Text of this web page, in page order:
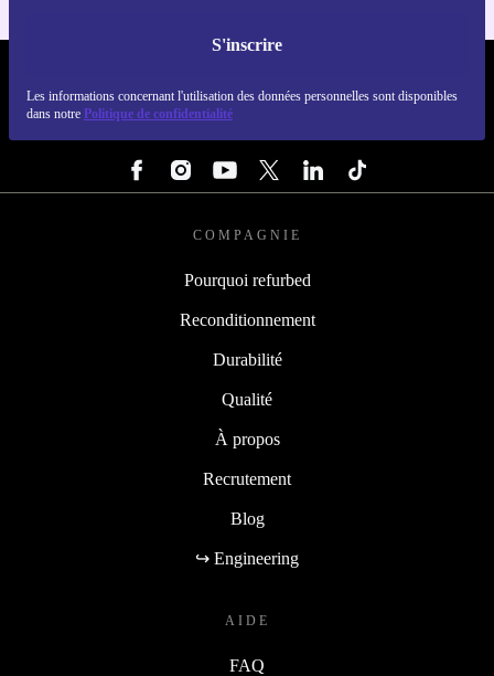
S'inscrire
Les informations concernant l'utilisation des données personnelles sont disponibles
dans notre Politique de confidentialité
COMPAGNIE
Pourquoi refurbed
Reconditionnement
Durabilité
Qualité
À propos
Recrutement
Blog
↪ Engineering
AIDE
FAQ